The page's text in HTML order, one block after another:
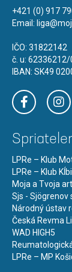
+421 (0) 917
Email:
IČO: 31822142
č. u: 62336212/
IBAN: SK49
LPRe – Klub
LPRe – Klub
Moja a Tvoja
Sjs - Sjögrenov
Národný ústav
Česká Revma
WAD HIGH5
LPRe – MP